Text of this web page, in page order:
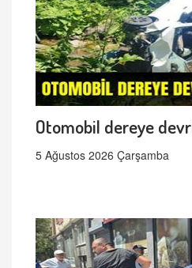
Otomobil dereye
5 Ağustos 2026 Çarşamba